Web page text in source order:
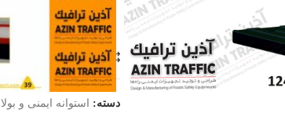
مقایسه
دسته: استوانه ایمنی و